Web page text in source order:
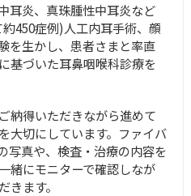
耳炎、真珠腫性中耳炎など
450症例)人工内耳手術、顔
を生かし、患者さまと率直
基づいた耳鼻咽喉科診療を
納得いただきながら進めて
大切にしています。ファイバ
写真や、検査・治療の内容を
緒にモニターで確認しなが
きます。